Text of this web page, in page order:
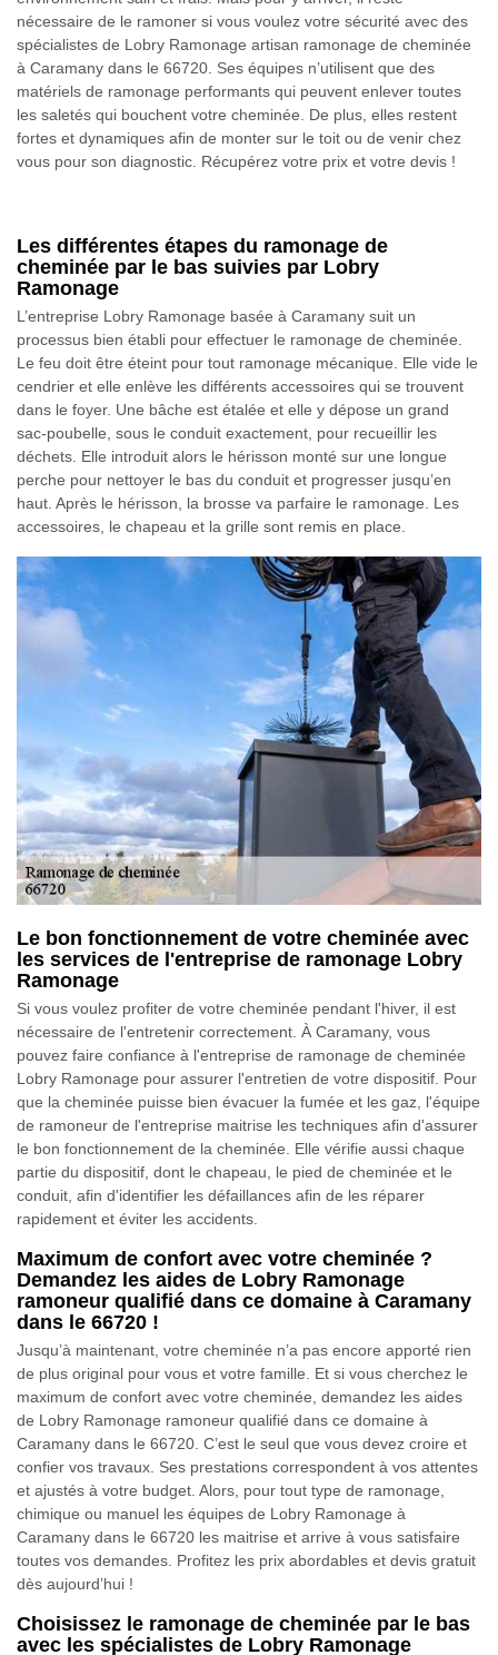
nécessaire de le ramoner si vous voulez votre sécurité avec des
spécialistes de Lobry Ramonage artisan ramonage de cheminée
à Caramany dans le 66720. Ses équipes n’utilisent que des
matériels de ramonage performants qui peuvent enlever toutes
les saletés qui bouchent votre cheminée. De plus, elles restent
fortes et dynamiques afin de monter sur le toit ou de venir chez
vous pour son diagnostic. Récupérez votre prix et votre devis !
Les différentes étapes du ramonage de
cheminée par le bas suivies par Lobry
Ramonage
L’entreprise Lobry Ramonage basée à Caramany suit un
processus bien établi pour effectuer le ramonage de cheminée.
Le feu doit être éteint pour tout ramonage mécanique. Elle vide le
cendrier et elle enlève les différents accessoires qui se trouvent
dans le foyer. Une bâche est étalée et elle y dépose un grand
sac-poubelle, sous le conduit exactement, pour recueillir les
déchets. Elle introduit alors le hérisson monté sur une longue
perche pour nettoyer le bas du conduit et progresser jusqu’en
haut. Après le hérisson, la brosse va parfaire le ramonage. Les
accessoires, le chapeau et la grille sont remis en place.
Le bon fonctionnement de votre cheminée avec
les services de l'entreprise de ramonage Lobry
Ramonage
Si vous voulez profiter de votre cheminée pendant l'hiver, il est
nécessaire de l'entretenir correctement. À Caramany, vous
pouvez faire confiance à l'entreprise de ramonage de cheminée
Lobry Ramonage pour assurer l'entretien de votre dispositif. Pour
que la cheminée puisse bien évacuer la fumée et les gaz, l'équipe
de ramoneur de l'entreprise maitrise les techniques afin d'assurer
le bon fonctionnement de la cheminée. Elle vérifie aussi chaque
partie du dispositif, dont le chapeau, le pied de cheminée et le
conduit, afin d'identifier les défaillances afin de les réparer
rapidement et éviter les accidents.
Maximum de confort avec votre cheminée ?
Demandez les aides de Lobry Ramonage
ramoneur qualifié dans ce domaine à Caramany
dans le 66720 !
Jusqu’à maintenant, votre cheminée n’a pas encore apporté rien
de plus original pour vous et votre famille. Et si vous cherchez le
maximum de confort avec votre cheminée, demandez les aides
de Lobry Ramonage ramoneur qualifié dans ce domaine à
Caramany dans le 66720. C’est le seul que vous devez croire et
confier vos travaux. Ses prestations correspondent à vos attentes
et ajustés à votre budget. Alors, pour tout type de ramonage,
chimique ou manuel les équipes de Lobry Ramonage à
Caramany dans le 66720 les maitrise et arrive à vous satisfaire
toutes vos demandes. Profitez les prix abordables et devis gratuit
dès aujourd’hui !
Choisissez le ramonage de cheminée par le bas
avec les spécialistes de Lobry Ramonage